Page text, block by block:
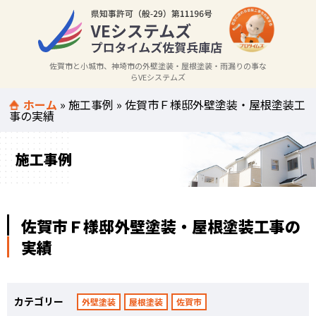
佐賀市と小城市、神埼市の外壁塗装・屋根塗装・雨漏りの事な
らVEシステムズ
ホーム »施工事例 »佐賀市Ｆ様邸外壁塗装・屋根塗装工
事の実績
施工事例
佐賀市Ｆ様邸外壁塗装・屋根塗装工事の
実績
カテゴリー 外壁塗装 屋根塗装 佐賀市